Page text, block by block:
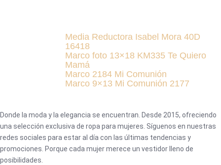
Media Reductora Isabel Mora 40D
16418
Marco foto 13×18 KM335 Te Quiero
Mamá
Marco 2184 Mi Comunión
Marco 9×13 Mi Comunión 2177
Donde la moda y la elegancia se encuentran. Desde 2015, ofreciendo
una selección exclusiva de ropa para mujeres. Síguenos en nuestras
redes sociales para estar al día con las últimas tendencias y
promociones. Porque cada mujer merece un vestidor lleno de
posibilidades.